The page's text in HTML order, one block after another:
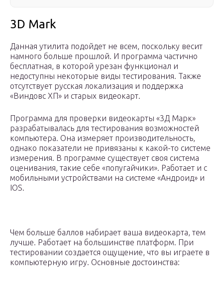
3D Mark
Данная утилита подойдет не всем, поскольку весит
намного больше прошлой. И программа частично
бесплатная, в которой урезан функционал и
недоступны некоторые виды тестирования. Также
отсутствует русская локализация и поддержка
«Виндовс ХП» и старых видеокарт.
Программа для проверки видеокарты «3Д Марк»
разрабатывалась для тестирования возможностей
компьютера. Она измеряет производительность,
однако показатели не привязаны к какой-то системе
измерения. В программе существует своя система
оценивания, такие себе «попугайчики». Работает и с
мобильными устройствами на системе «Андроид» и
IOS.
Чем больше баллов набирает ваша видеокарта, тем
лучше. Работает на большинстве платформ. При
тестировании создается ощущение, что вы играете в
компьютерную игру. Основные достоинства: